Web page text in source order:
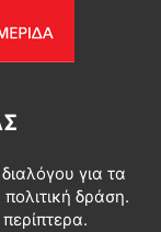
για τα
δράση.